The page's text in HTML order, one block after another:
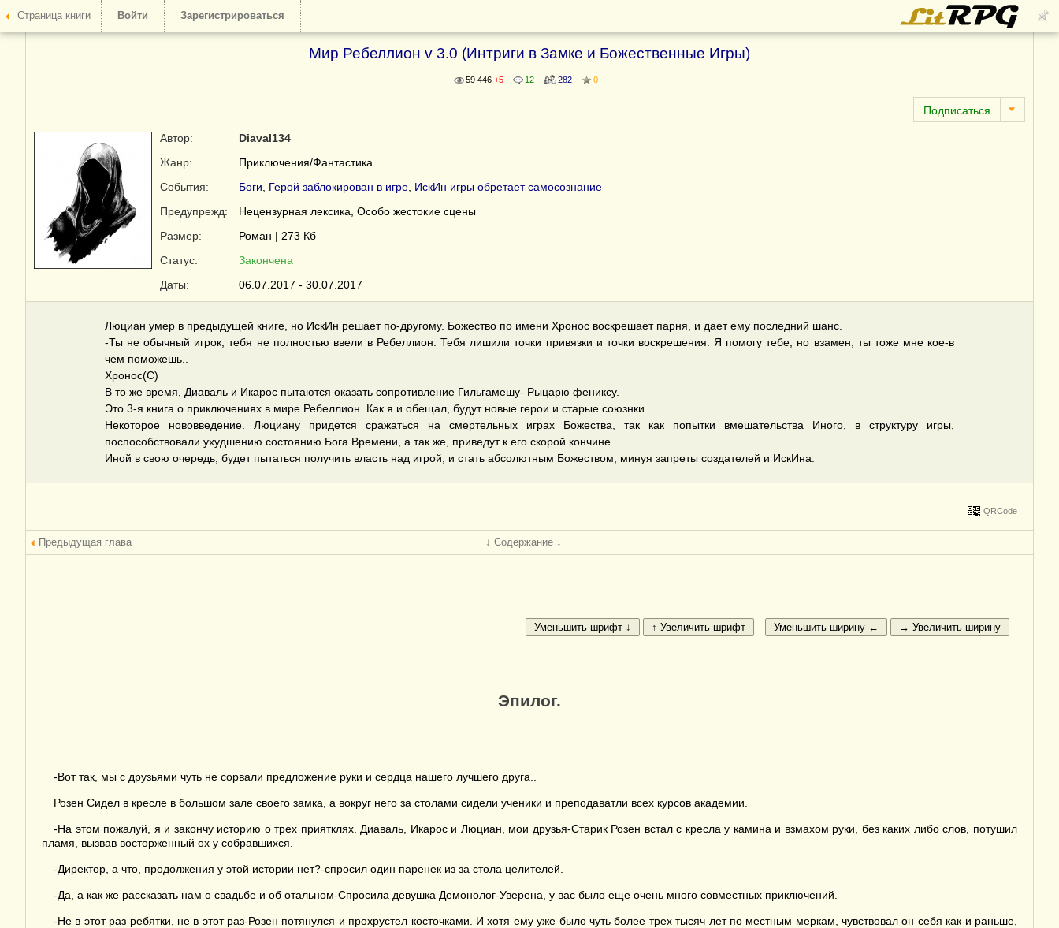
Страница книги Войти Зарегистрироваться
Мир Ребеллион v 3.0 (Интриги в Замке и Божественные Игры)
59 446 +5 12 282 0
Автор:
Diaval134
Жанр:
Приключения/Фантастика
События:
Боги Герой заблокирован в игре ИскИн игры обретает самосознание
Предупрежд:
Нецензурная лексика, Особо жестокие сцены
Размер:
Роман | 273 Кб
Статус:
Закончена
Даты:
06.07.2017 - 30.07.2017
Люциан умер в предыдущей книге, но ИскИн решает по-другому. Божество по имени Хронос воскрешает парня, и дает ему последний шанс.
-Ты не обычный игрок, тебя не полностью ввели в Ребеллион. Тебя лишили точки привязки и точки воскрешения. Я помогу тебе, но взамен, ты тоже мне кое-в
чем поможешь..
Хронос(C)
В то же время, Диаваль и Икарос пытаются оказать сопротивление Гильгамешу- Рыцарю фениксу.
Это 3-я книга о приключениях в мире Ребеллион. Как я и обещал, будут новые герои и старые союзнки.
Некоторое нововведение. Люциану придется сражаться на смертельных играх Божества, так как попытки вмешательства Иного, в структуру игры,
поспособствовали ухудшению состоянию Бога Времени, а так же, приведут к его скорой кончине.
Иной в свою очередь, будет пытаться получить власть над игрой, и стать абсолютным Божеством, минуя запреты создателей и ИскИна.
QRCode
Предыдущая глава ↓ Содержание ↓
Эпилог.
-Вот так, мы с друзьями чуть не сорвали предложение руки и сердца нашего лучшего друга..
Розен Сидел в кресле в большом зале своего замка, а вокруг него за столами сидели ученики и преподаватли всех курсов академии.
-На этом пожалуй, я и закончу историю о трех приятклях. Диаваль, Икарос и Люциан, мои друзья-Старик Розен встал с кресла у камина и взмахом руки, без каких либо слов, потушил
пламя, вызвав восторженный ох у собравшихся.
-Директор, а что, продолжения у этой истории нет?-спросил один паренек из за стола целителей.
-Да, а как же рассказать нам о свадьбе и об отальном-Спросила девушка Демонолог-Уверена, у вас было еще очень много совместных приключений.
-Не в этот раз ребятки, не в этот раз-Розен потянулся и прохрустел косточками. И хотя ему уже было чуть более трех тысяч лет по местным меркам, чувствовал он себя как и раньше,